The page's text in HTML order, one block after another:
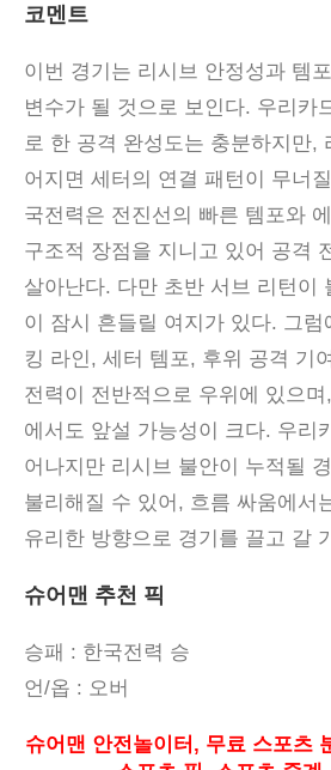
코멘트
이번 경기는 리시브 안정성과 템
변수가 될 것으로 보인다. 우리카
로 한 공격 완성도는 충분하지만,
어지면 세터의 연결 패턴이 무너
국전력은 전진선의 빠른 템포와
구조적 장점을 지니고 있어 공격
살아난다. 다만 초반 서브 리턴이
이 잠시 흔들릴 여지가 있다. 그럼
킹 라인 , 세터 템포, 후위 공격 기
전력이 전반적으로 우위에 있으며 ,
에서도 앞설 가능성이 크다. 우리
어나지만 리시브 불안이 누적될
불리해질 수 있어 , 흐름 싸움에서
유리한 방향으로 경기를 끌고 갈
슈어맨 추천 픽
승패 : 한국전력 승
언/옵 : 오버
슈어맨 안전놀이터 , 무료 스포츠